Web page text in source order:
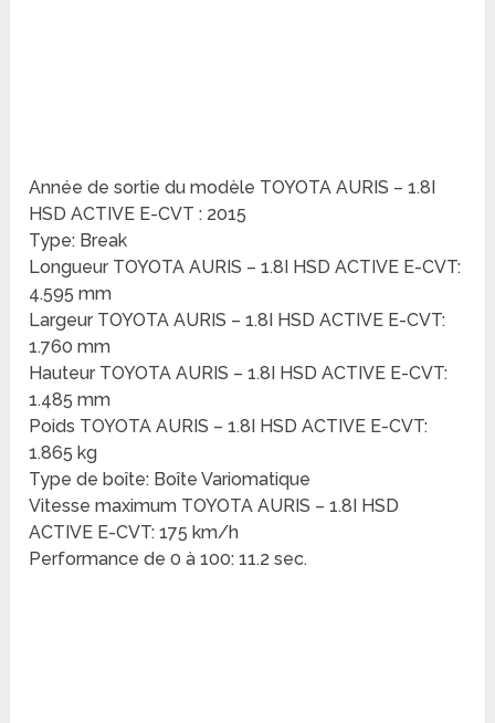
Année de sortie du modèle TOYOTA AURIS – 1.8I
HSD ACTIVE E-CVT : 2015
Type: Break
Longueur TOYOTA AURIS – 1.8I HSD ACTIVE E-CVT:
4.595 mm
Largeur TOYOTA AURIS – 1.8I HSD ACTIVE E-CVT:
1.760 mm
Hauteur TOYOTA AURIS – 1.8I HSD ACTIVE E-CVT:
1.485 mm
Poids TOYOTA AURIS – 1.8I HSD ACTIVE E-CVT:
1.865 kg
Type de boîte: Boîte Variomatique
Vitesse maximum TOYOTA AURIS – 1.8I HSD
ACTIVE E-CVT: 175 km/h
Performance de 0 à 100: 11.2 sec.